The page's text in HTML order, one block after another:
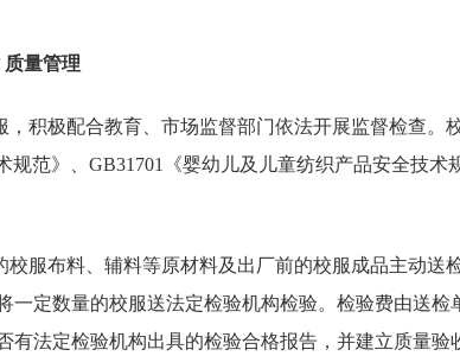
质量管理
积极配合教育、市场监督部门依法开展监督检查。
规范》、GB31701《婴幼儿及儿童纺织产品安全技术
服布料、辅料等原材料及出厂前的校服成品主动送
定数量的校服送法定检验机构检验。检验费由送检
法定检验机构出具的检验合格报告，并建立质量验